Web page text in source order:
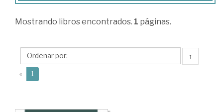
Jasay,
de
Mostrando libros encontrados. 1 páginas.
↑
« 1